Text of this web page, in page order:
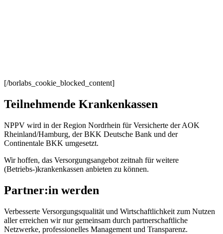
[/borlabs_cookie_blocked_content]
Teilnehmende Krankenkassen
NPPV wird in der Region Nordrhein für Versicherte der AOK
Rheinland/Hamburg, der BKK Deutsche Bank und der
Continentale BKK umgesetzt.
Wir hoffen, das Versorgungsangebot zeitnah für weitere
(Betriebs-)krankenkassen anbieten zu können.
Partner:in werden
Verbesserte Versorgungsqualität und Wirtschaftlichkeit zum Nutzen
aller erreichen wir nur gemeinsam durch partnerschaftliche
Netzwerke, professionelles Management und Transparenz.